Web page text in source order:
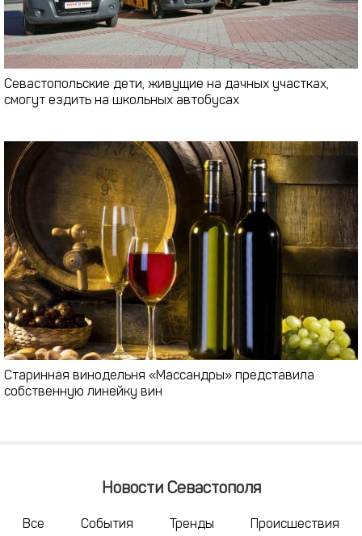
Севастопольские дети, живущие на дачных участках,
смогут ездить на школьных автобусах
Старинная винодельня «Массандры» представила
собственную линейку вин
Новости Севастополя
Все События Тренды
Происшествия